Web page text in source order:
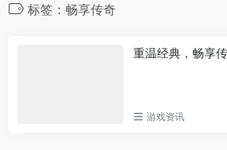
标签：畅享传奇
重温经典，畅享
游戏资讯